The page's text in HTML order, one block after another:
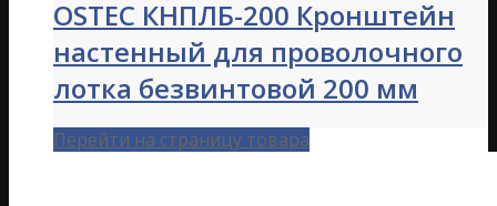
OSTEC КНПЛБ-200 Кронштейн
настенный для проволочного
лотка безвинтовой 200 мм
Перейти на страницу товара